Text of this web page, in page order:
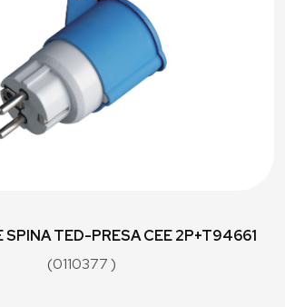
SPINA TED-PRESA CEE 2P+T94661
(0110377 )